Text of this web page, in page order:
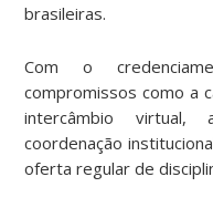
brasileiras.
Com o
compromissos como a
intercâmbio virtual,
coordenação
oferta regular de